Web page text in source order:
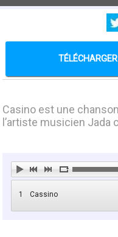
Casino est une
l’artiste musicien Jada
1 Cassino